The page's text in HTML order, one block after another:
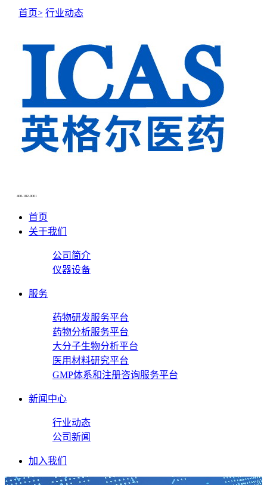
400-182-9001
首页
关于我们
公司简介
仪器设备
服务
药物研发服务平台
药物分析服务平台
大分子生物分析平台
医用材料研究平台
GMP体系和注册咨询服务平台
新闻中心
行业动态
公司新闻
加入我们
NEWS CENTER
首页> 行业动态